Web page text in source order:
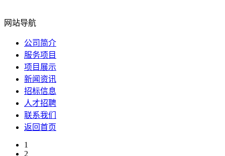
网站导航
公司简介
服务项目
项目展示
新闻资讯
招标信息
人才招聘
联系我们
返回首页
1
2